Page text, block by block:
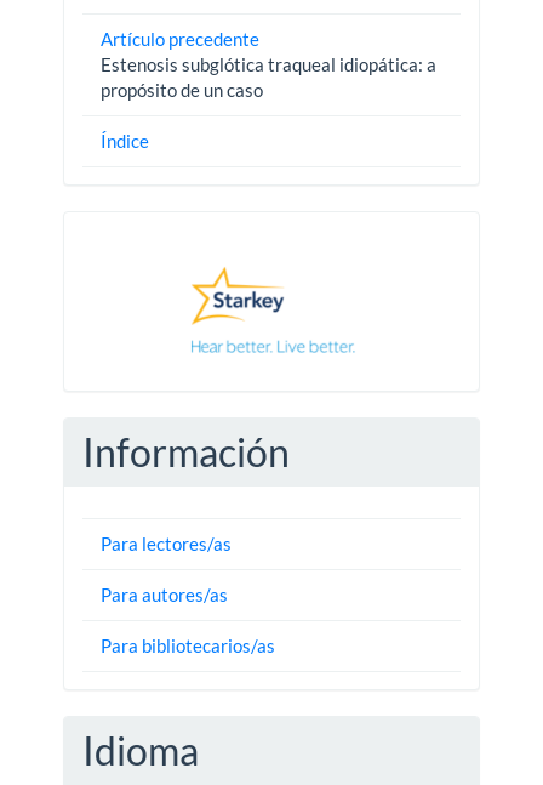
Artículo precedente
Estenosis subglótica traqueal idiopática: a
propósito de un caso
Índice
Información
Para lectores/as
Para autores/as
Para bibliotecarios/as
Idioma